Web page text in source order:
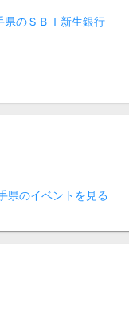
県のＳＢＩ新生銀行
県のイベントを見る